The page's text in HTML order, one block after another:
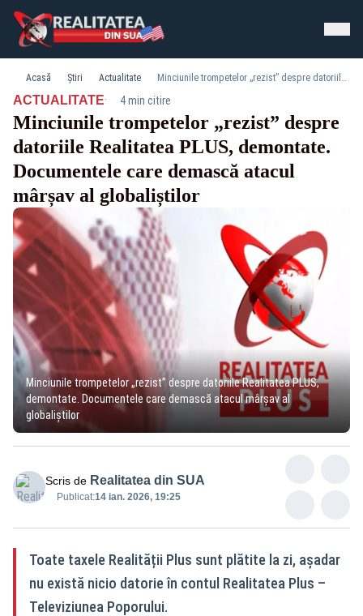
Acasă Știri Actualitate Minciunile trompetelor „rezist” despre datoriile Realitatea PLUS, demontate. Documentele care demască atacul mârșav al globaliștilor
ACTUALITATE· 4 min citire
Minciunile trompetelor „rezist” despre
datoriile Realitatea PLUS, demontate.
Documentele care demască atacul
mârșav al globaliștilor
Minciunile trompetelor „rezist” despre datoriile Realitatea PLUS,
demontate. Documentele care demască atacul mârșav al
globaliștilor
Scris de Realitatea din SUA
Publicat:14 ian. 2026, 19:25
Toate taxele Realității Plus sunt plătite la zi, așadar
nu există nicio datorie în contul Realitatea Plus –
Televiziunea Poporului.